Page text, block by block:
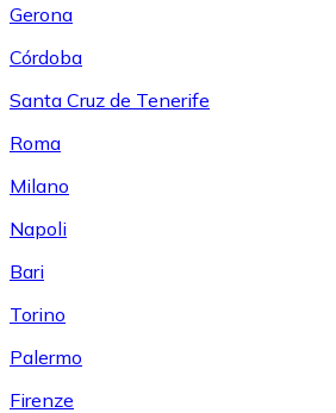
Gerona
Córdoba
Santa Cruz de Tenerife
Roma
Milano
Napoli
Bari
Torino
Palermo
Firenze